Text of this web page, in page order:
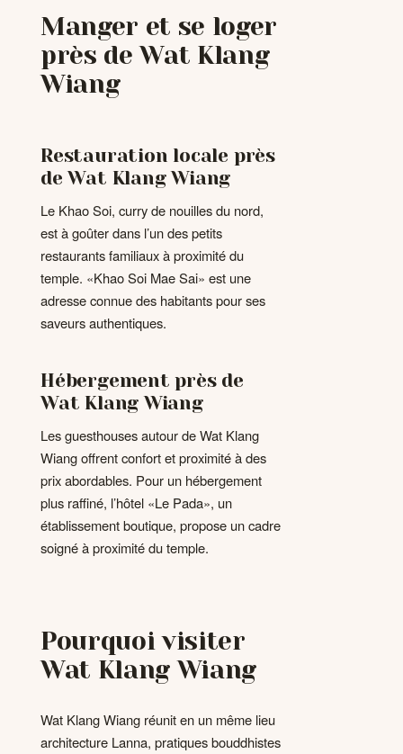
Manger et se loger
près de Wat Klang
Wiang
Restauration locale près
de Wat Klang Wiang
Le Khao Soi, curry de nouilles du nord,
est à goûter dans l’un des petits
restaurants familiaux à proximité du
temple. «Khao Soi Mae Sai» est une
adresse connue des habitants pour ses
saveurs authentiques.
Hébergement près de
Wat Klang Wiang
Les guesthouses autour de Wat Klang
Wiang offrent confort et proximité à des
prix abordables. Pour un hébergement
plus raffiné, l’hôtel «Le Pada», un
établissement boutique, propose un cadre
soigné à proximité du temple.
Pourquoi visiter
Wat Klang Wiang
Wat Klang Wiang réunit en un même lieu
architecture Lanna, pratiques bouddhistes